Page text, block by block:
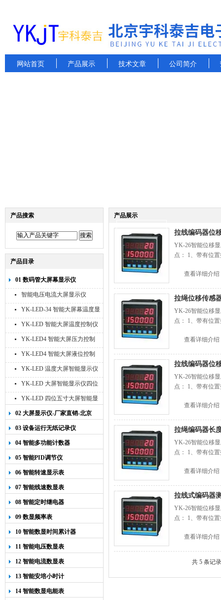
网站首页 产品展示 技术文章 公司简介
产品搜索
产品目录
01 数码管大屏幕显示仪
智能电压电流大屏显示仪
YK-LED-34 智能大屏幕温度显
示仪
YK-LED 智能大屏温度控制仪
YK-LED4 智能大屏压力控制
仪
YK-LED4 智能大屏液位控制
仪
YK-LED 温度大屏智能显示仪
四位十寸
YK-LED 大屏智能显示仪四位
八寸
YK-LED 四位五寸大屏智能显
示仪
02 大屏显示仪-厂家直销-北京
宇科泰吉
03 设备运行无纸记录仪
04 智能多功能计数器
05 智能PID调节仪
06 智能转速显示表
07 智能线速数显表
08 智能定时继电器
09 数显频率表
10 智能数显时间累计器
11 智能电压数显表
12 智能电流数显表
13 智能安培小时计
14 智能数显电能表
产品展示
拉线编码器位
YK-26智能位移
点： 1、带有位
查看详细介绍
拉绳位移传感
YK-26智能位移
点： 1、带有位
查看详细介绍
拉线编码器位
YK-26智能位移
点： 1、带有位
查看详细介绍
拉绳编码器长
YK-26智能位移
点： 1、带有位
查看详细介绍
拉线式编码器
YK-26智能位移
点： 1、带有位
查看详细介绍
共 5 条记